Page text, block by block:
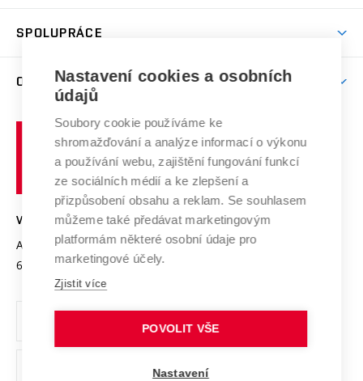
Celoživotní vzdělávání
E-přihláška
Harmonogram akademického roku
Závěrečné práce
Doktorské studium
Zpracování osobních údajů studentů
Sociální bezpečí
Studium bez bariér
Podpora podnikání
Mezinárodní vědecká rada
Systém zajišťování kvality výzkumu
Výzkumné infrastruktury
Transfer znalostí
Open Science
Projekty
Projekty ze strukturálních fondů
Specifický výzkum
SPOLUPRÁCE
Firemní spolupráce
Zahraniční spolupráce
Spolupráce se školami
Mezinárodní dohody
Univerzitní sítě
O UNIVERZITĚ
Profil univerzity
Udržitelná univerzita
Podnikavá univerzita / ContriBUTe
Bezpečná univerzita
Vyznamenání
Organizační struktura
Ochrana osobních údajů
učení
technické
Brně
VYSOKÉ UČENÍ TECHNICKÉ V BRNĚ
Antonínská 548/1
602 00 Brno
www.vut.cz
vut@vutbr.cz
Nastavení cookies a osobních
údajů
Soubory cookie používáme ke
shromažďování a analýze informací o výkonu
a používání webu, zajištění fungování funkcí
ze sociálních médií a ke zlepšení a
přizpůsobení obsahu a reklam. Se souhlasem
můžeme také předávat marketingovým
platformám některé osobní údaje pro
marketingové účely.
Zjistit více
POVOLIT VŠE
Nastavení